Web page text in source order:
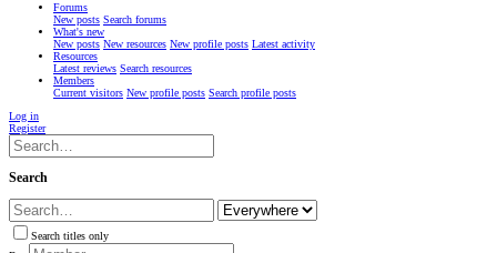
Forums
New posts Search forums
What's new
New posts New resources New profile posts Latest activity
Resources
Latest reviews Search resources
Members
Current visitors New profile posts Search profile posts
Log in
Register
Search
Search titles only